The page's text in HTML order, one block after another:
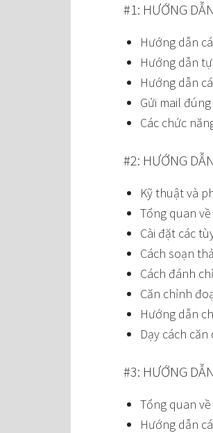
#1: HƯỚNG
Hướng dẫn
Hướng dẫn
Hướng dẫn
Gửi mail
Các chức
#2: HƯỚNG
Kỹ thuật và
Tổng quan
Cài đặt các
Cách soạn
Cách đánh
Căn chỉnh
Hướng dẫn
Dạy cách
#3: HƯỚNG
Tổng quan
Hướng dẫn